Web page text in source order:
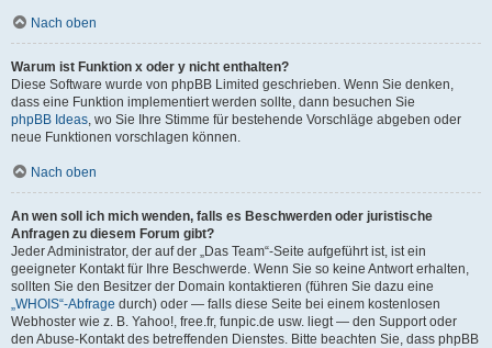
Nach oben
Warum ist Funktion x oder y nicht enthalten?
Diese Software wurde von phpBB Limited geschrieben. Wenn Sie denken,
dass eine Funktion implementiert werden sollte, dann besuchen Sie
phpBB Ideas, wo Sie Ihre Stimme für bestehende Vorschläge abgeben oder
neue Funktionen vorschlagen können.
Nach oben
An wen soll ich mich wenden, falls es Beschwerden oder juristische
Anfragen zu diesem Forum gibt?
Jeder Administrator, der auf der „Das Team“-Seite aufgeführt ist, ist ein
geeigneter Kontakt für Ihre Beschwerde. Wenn Sie so keine Antwort erhalten,
sollten Sie den Besitzer der Domain kontaktieren (führen Sie dazu eine
„WHOIS“-Abfrage durch) oder — falls diese Seite bei einem kostenlosen
Webhoster wie z. B. Yahoo!, free.fr, funpic.de usw. liegt — den Support oder
den Abuse-Kontakt des betreffenden Dienstes. Bitte beachten Sie, dass phpBB